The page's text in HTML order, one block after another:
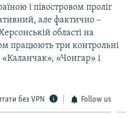
і півостровом проліг
але фактично –
області на
працюють три контрольні
«Каланчак», «Чонгар» і
без VPN Follow us